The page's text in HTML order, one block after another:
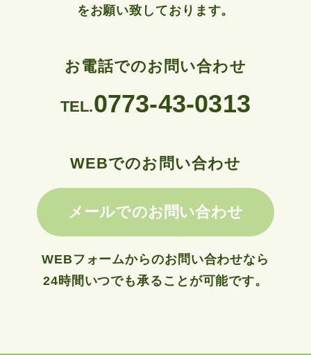
をお願い致しております。
お電話でのお問い合わせ
TEL.0773-43-0313
WEBでのお問い合わせ
メールでのお問い合わせ
WEBフォームからのお問い合わせなら
24時間いつでも承ることが可能です。